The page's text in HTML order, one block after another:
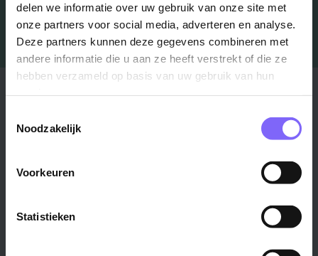
delen we informatie over uw gebruik van onze site met
onze partners voor social media, adverteren en analyse.
Deze partners kunnen deze gegevens combineren met
andere informatie die u aan ze heeft verstrekt of die ze
hebben verzameld op basis van uw gebruik van hun
Noodzakelijk
Voorkeuren
Statistieken
Maastricht ›
Alle steden ›